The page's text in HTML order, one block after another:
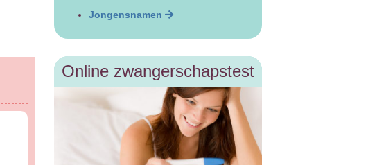
Jongensnamen
Online zwangerschapstest